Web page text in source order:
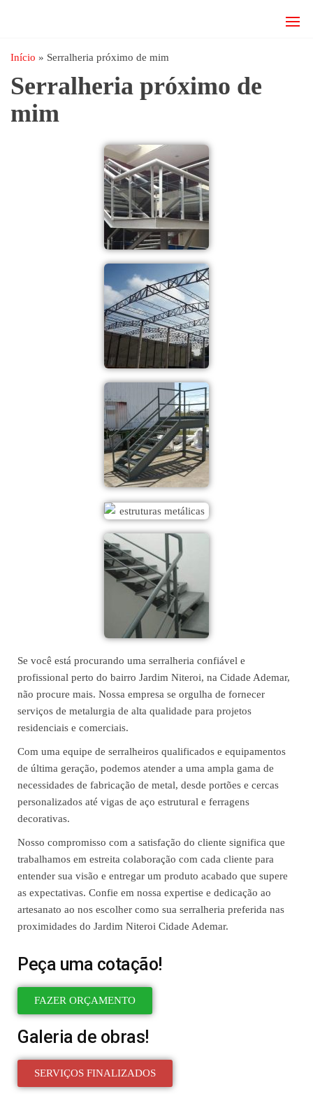
Estruturas
e
Serralheria
coberturas
mezanino
telhado
Início » Serralheria próximo de mim
Serralheria próximo de
mim
Se você está procurando uma serralheria confiável e
profissional perto do bairro Jardim Niteroi, na Cidade Ademar,
não procure mais. Nossa empresa se orgulha de fornecer
serviços de metalurgia de alta qualidade para projetos
residenciais e comerciais.
Com uma equipe de serralheiros qualificados e equipamentos
de última geração, podemos atender a uma ampla gama de
necessidades de fabricação de metal, desde portões e cercas
personalizados até vigas de aço estrutural e ferragens
decorativas.
Nosso compromisso com a satisfação do cliente significa que
trabalhamos em estreita colaboração com cada cliente para
entender sua visão e entregar um produto acabado que supere
as expectativas. Confie em nossa expertise e dedicação ao
artesanato ao nos escolher como sua serralheria preferida nas
proximidades do Jardim Niteroi Cidade Ademar.
Peça uma cotação!
FAZER ORÇAMENTO
Galeria de obras!
SERVIÇOS FINALIZADOS